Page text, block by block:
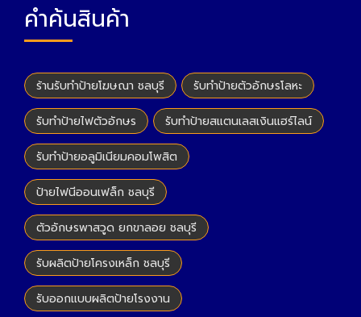
คำค้นสินค้า
ร้านรับทำป้ายโฆษณา ชลบุรี รับทำป้ายตัวอักษรโลหะ
รับทำป้ายไฟตัวอักษร รับทำป้ายสแตนเลสเงินแฮร์ไลน์
รับทำป้ายอลูมิเนียมคอมโพสิต
ป้ายไฟนีออนเฟล็ก ชลบุรี
ตัวอักษรพาสวูด ยกขาลอย ชลบุรี
รับผลิตป้ายโครงเหล็ก ชลบุรี
รับออกแบบผลิตป้ายโรงงาน